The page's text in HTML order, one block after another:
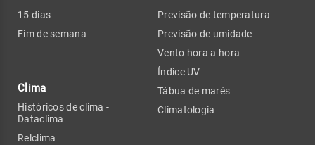
15 dias
Fim de semana
Clima
Históricos de clima -
Dataclima
Relclima
Previsão de temperatura
Previsão de umidade
Vento hora a hora
Índice UV
Tábua de marés
Climatologia